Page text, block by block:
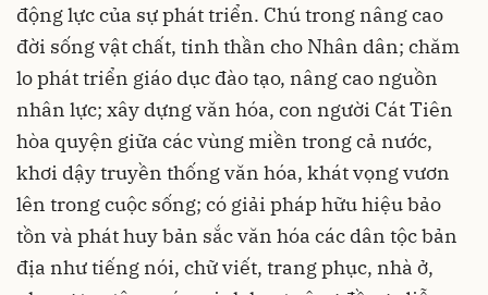
động lực của sự phát triển. Chú trong nâng cao
đời sống vật chất, tinh thần cho Nhân dân; chăm
lo phát triển giáo dục đào tạo, nâng cao nguồn
nhân lực; xây dựng văn hóa, con người Cát Tiên
hòa quyện giữa các vùng miền trong cả nước,
khơi dậy truyền thống văn hóa, khát vọng vươn
lên trong cuộc sống; có giải pháp hữu hiệu bảo
tồn và phát huy bản sắc văn hóa các dân tộc bản
địa như tiếng nói, chữ viết, trang phục, nhà ở,